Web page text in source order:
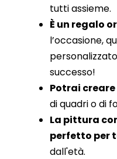
tutti assieme.
È un regalo
l’occasione,
successo!
Potrai
di quadri o di
La pittura
perfetto per
dall'età.